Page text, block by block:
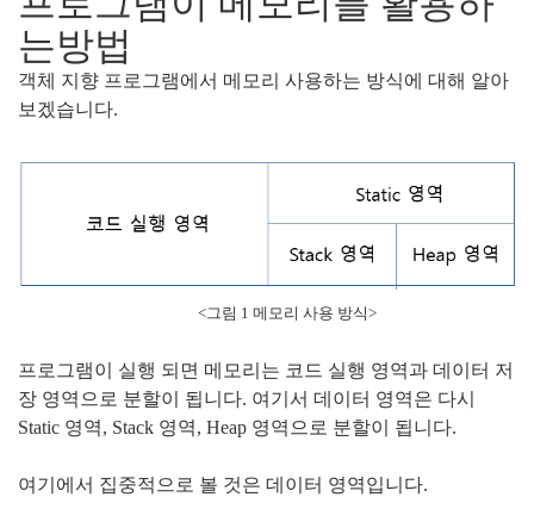
는방법
객체 지향 프로그램에서 메모리 사용하는 방식에 대해 알아
보겠습니다.
<그림 1 메모리 사용 방식>
프로그램이 실행 되면 메모리는 코드 실행 영역과 데이터 저
장 영역으로 분할이 됩니다. 여기서 데이터 영역은 다시
Static 영역, Stack 영역, Heap 영역으로 분할이 됩니다.
여기에서 집중적으로 볼 것은 데이터 영역입니다.